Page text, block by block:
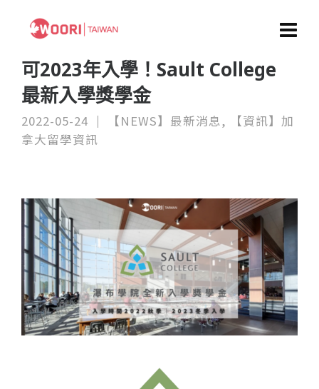
可2023年入學！Sault College
最新入學獎學金
2022-05-24 【NEWS】最新消息,
【資訊】加
拿大留學資訊